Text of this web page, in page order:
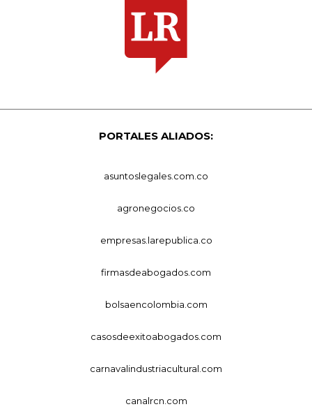
PORTALES ALIADOS:
asuntoslegales.com.co
agronegocios.co
empresas.larepublica.co
firmasdeabogados.com
bolsaencolombia.com
casosdeexitoabogados.com
carnavalindustriacultural.com
canalrcn.com